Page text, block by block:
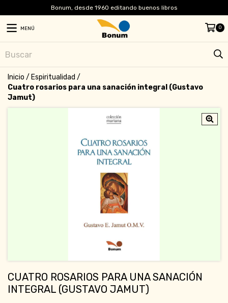
Bonum, desde 1960 editando buenos libros
MENÚ 0
Inicio / Espiritualidad /
Cuatro rosarios para una sanación integral (Gustavo
Jamut)
CUATRO ROSARIOS PARA UNA SANACIÓN
INTEGRAL (GUSTAVO JAMUT)